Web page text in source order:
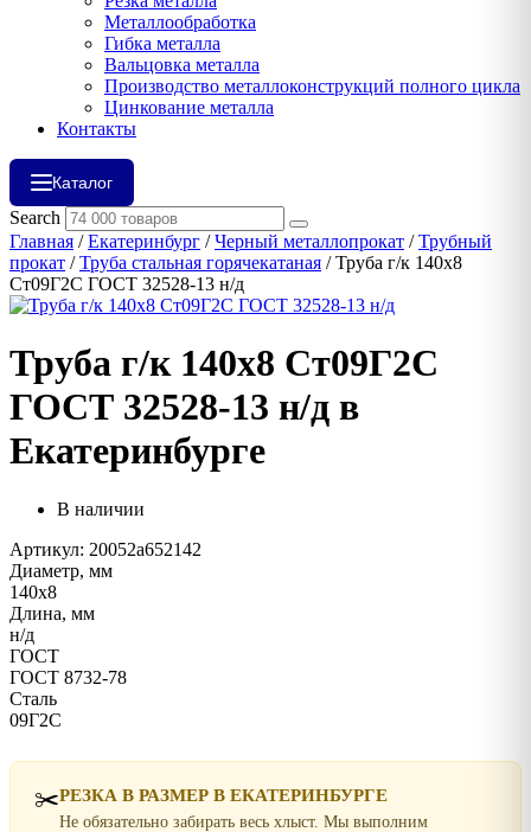
Металлообработка
Гибка металла
Вальцовка металла
Производство металлоконструкций полного цикла
Цинкование металла
Контакты
Каталог
Search
Главная /Екатеринбург /Черный металлопрокат /Трубный
прокат /Труба стальная горячекатаная / Труба г/к 140х8
Ст09Г2С ГОСТ 32528-13 н/д
Труба г/к 140х8 Ст09Г2С
ГОСТ 32528-13 н/д в
Екатеринбурге
В наличии
Артикул: 20052a652142
Диаметр, мм
140х8
Длина, мм
н/д
ГОСТ
ГОСТ 8732-78
Сталь
09Г2С
✂️РЕЗКА В РАЗМЕР В ЕКАТЕРИНБУРГЕ
Не обязательно забирать весь хлыст. Мы выполним